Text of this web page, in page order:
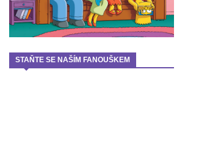
STAŇTE SE NAŠÍM FANOUŠKEM